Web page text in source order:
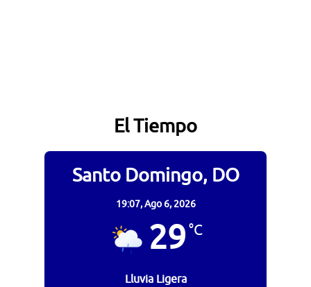
El Tiempo
Santo Domingo, DO
19:07,Ago 6, 2026
29°C
Lluvia Ligera